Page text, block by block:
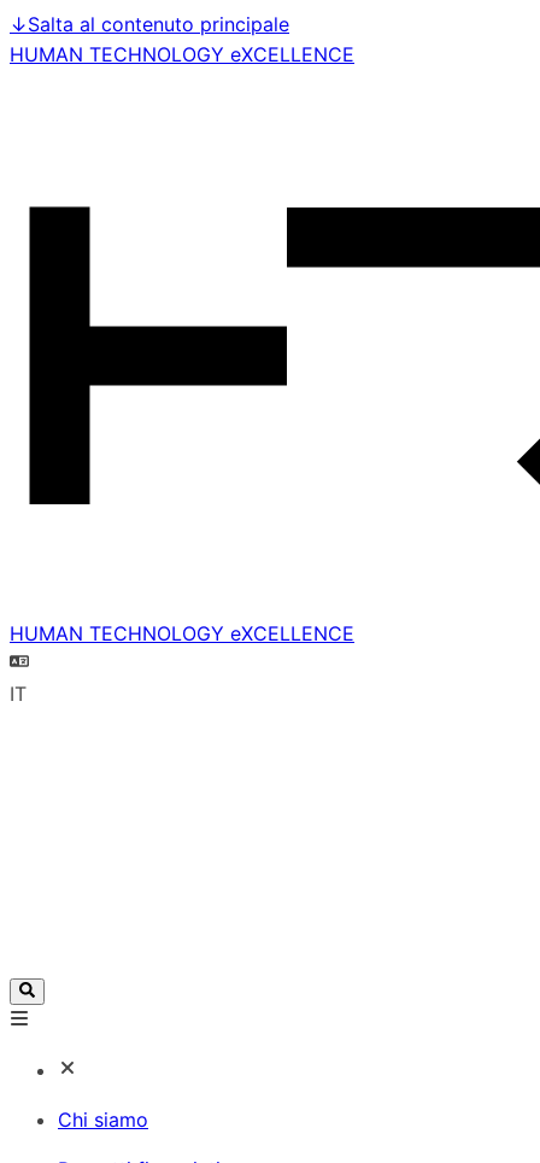
↓Salta al contenuto principale
HUMAN TECHNOLOGY eXCELLENCE
HUMAN TECHNOLOGY eXCELLENCE
IT
Chi siamo